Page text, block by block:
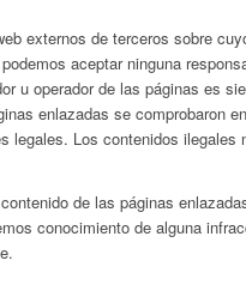
externos de terceros sobre
aceptar ninguna
u operador de las páginas es
enlazadas se comprobaron
legales. Los contenidos ilegales
de las páginas
conocimiento de alguna